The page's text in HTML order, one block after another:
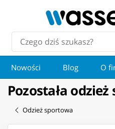
Nowości Blog O
Pozostała
Odzież sportowa